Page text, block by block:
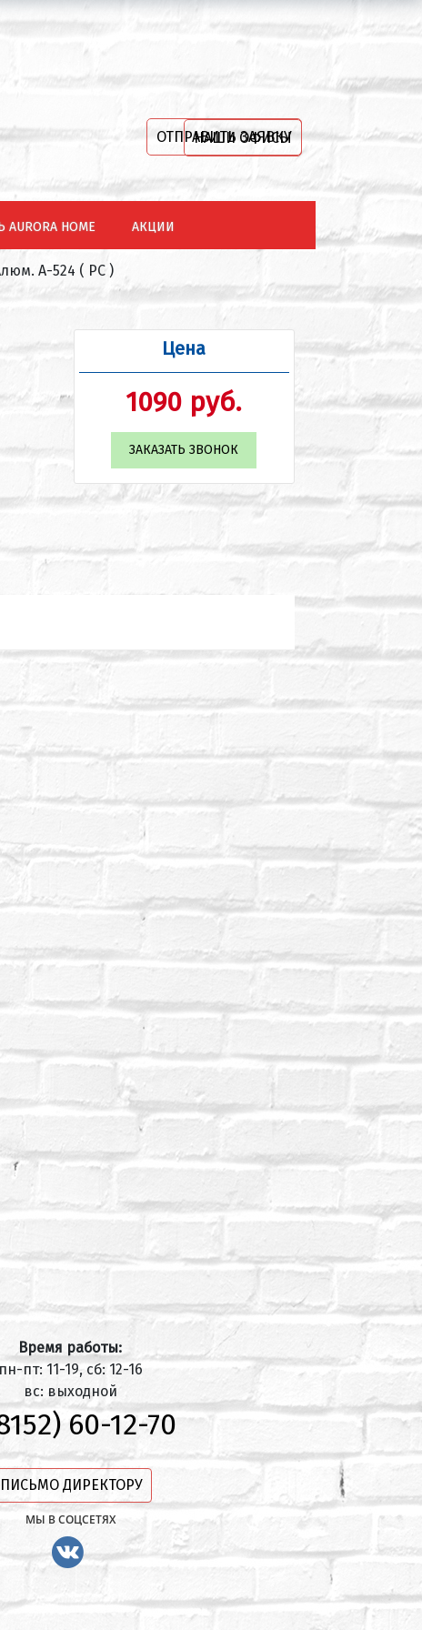
ОТПРАВИТЬ ЗАЯВКУ
НАШИ ОФИСЫ
HOME АКЦИИ
А-524 ( PC )
Цена
1090 руб.
ЗАКАЗАТЬ ЗВОНОК
Время работы:
пн-пт: 11-19, сб: 12-16
вс: выходной
60-12-70
ПИСЬМО ДИРЕКТОРУ
МЫ В СОЦСЕТЯХ